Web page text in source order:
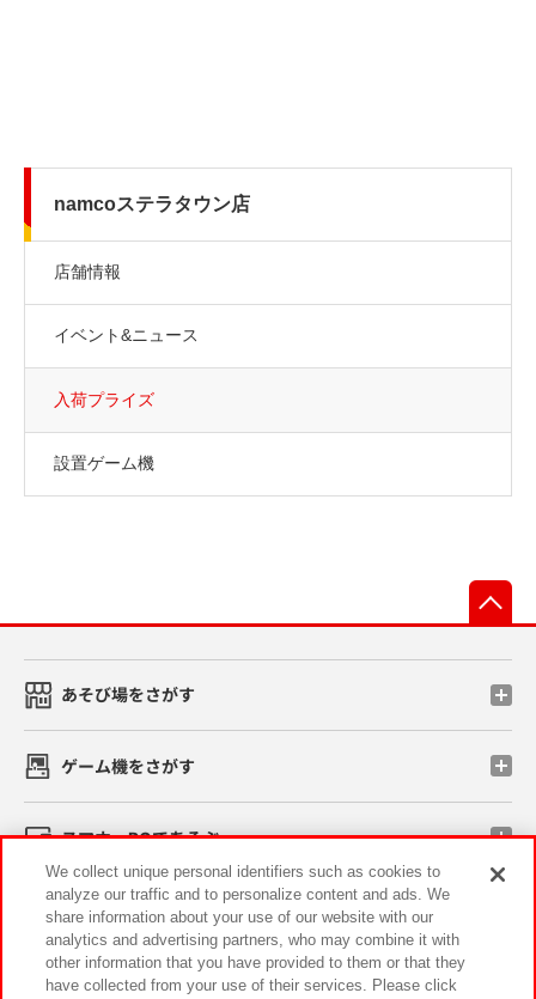
namcoステラタウン店
店舗情報
イベント&ニュース
入荷プライズ
設置ゲーム機
あそび場をさがす
ゲーム機をさがす
スマホ・PCであそぶ
イベント・キャンペーン
We collect unique personal identifiers such as cookies to
analyze our traffic and to personalize content and ads. We
share information about your use of our website with our
analytics and advertising partners, who may combine it with
other information that you have provided to them or that they
have collected from your use of their services. Please click